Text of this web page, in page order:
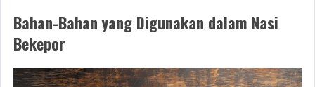
Bahan-Bahan yang Digunakan dalam Nasi
Bekepor